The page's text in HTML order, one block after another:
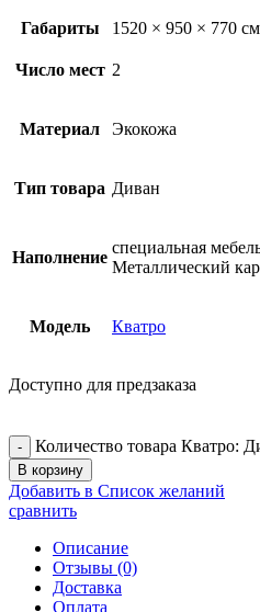
Габариты 1520 × 950 × 770 см
Число мест 2
Материал Экокожа
Тип товара Диван
Наполнение
специальная
Металлический
Модель Кватро
Доступно для предзаказа
Количество товара Кватро:
В корзину
Добавить в Список желаний
сравнить
Описание
Отзывы (0)
Доставка
Оплата